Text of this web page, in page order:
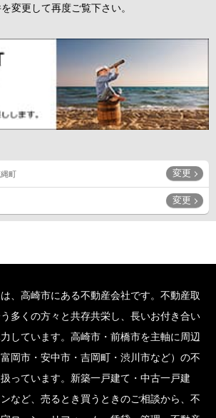
変更して再度ご覧下さい。
町 変更
変更
、高崎市にある不動産会社です。不動産取
多くの方々と共存共栄し、長いお付き合い
しています。高崎市・前橋市を主軸に周辺
富岡市・安中市・吉岡町・渋川市など）の不
っています。新築一戸建て・中古一戸建
など、売るとき買うときのご相談から、不